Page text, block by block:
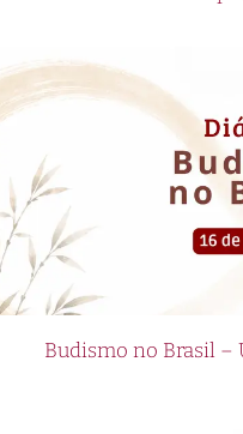
Budismo no Brasil –